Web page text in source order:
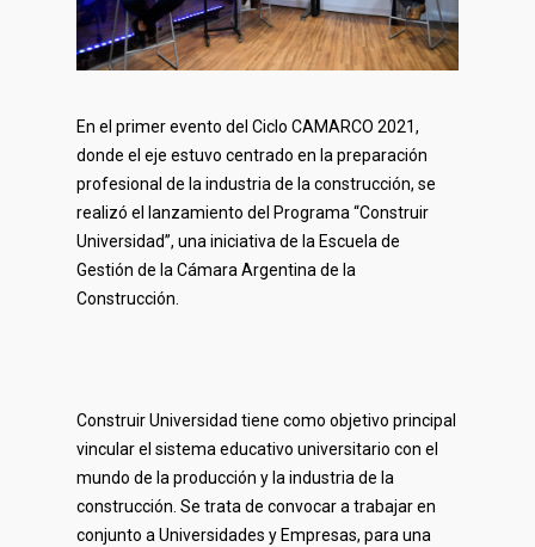
En el primer evento del Ciclo CAMARCO 2021,
donde el eje estuvo centrado en la preparación
profesional de la industria de la construcción, se
realizó el lanzamiento del Programa “Construir
Universidad”, una iniciativa de la Escuela de
Gestión de la Cámara Argentina de la
Construcción.
Construir Universidad tiene como objetivo principal
vincular el sistema educativo universitario con el
mundo de la producción y la industria de la
construcción. Se trata de convocar a trabajar en
conjunto a Universidades y Empresas, para una